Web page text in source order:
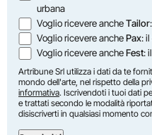
urbana
Voglio ricevere ancheTailor
Voglio ricevere anchePax:
Voglio ricevere ancheFest:
Artribune Srl utilizza i dati da te
mondo dell'arte, nel rispetto della
informativa. Iscrivendoti i tuoi dati
e trattati secondo le modalità
disiscriverti in qualsiasi momento